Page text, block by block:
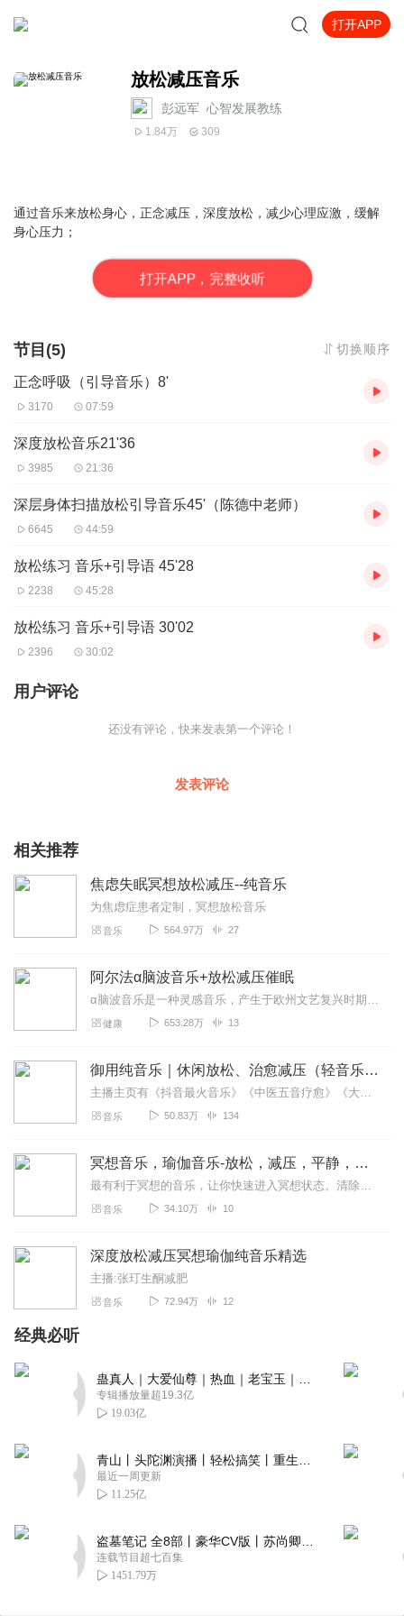
打开APP
放松减压音乐
彭远军_心智发展教练
1.84万 309
通过音乐来放松身心，正念减压，深度放松，减少心理应激，缓解
身心压力；
打开APP，完整收听
节目(5) 切换顺序
正念呼吸（引导音乐）8'
3170 07:59
深度放松音乐21'36
3985 21:36
深层身体扫描放松引导音乐45'（陈德中老师）
6645 44:59
放松练习 音乐+引导语 45'28
2238 45:28
放松练习 音乐+引导语 30'02
2396 30:02
用户评论
还没有评论，快来发表第一个评论！
发表评论
相关推荐
焦虑失眠冥想放松减压--纯音乐
为焦虑症患者定制，冥想放松音乐
音乐 564.97万 27
阿尔法α脑波音乐+放松减压催眠
α脑波音乐是一种灵感音乐，产生于欧州文艺复兴时期，音乐大师在弹奏α音乐时，要把宇宙中的所有信息，自然界中的所有信息，生命体的所有信息全部溶合在一起，所以α音乐...
健康 653.28万 13
御用纯音乐｜休闲放松、治愈减压（轻音乐）
主播主页有《抖音最火音乐》《中医五音疗愈》《大自然白噪音深度催眠曲》《80、90经典华语老歌》以及各种《静心睡眠音乐专辑〉期待您的聆听！还可以加入主播XiMi会...
音乐 50.83万 134
冥想音乐，瑜伽音乐-放松，减压，平静，静心
最有利于冥想的音乐，让你快速进入冥想状态。清除身体的负能量，达到内心平静和谐。冥想音乐的过程就是身体放松，精神高度集中，此时大脑皮层十分活跃，思维的灵活性被调动...
音乐 34.10万 10
深度放松减压冥想瑜伽纯音乐精选
主播:张玎生酮减肥
音乐 72.94万 12
经典必听
专辑播放量超19.3亿
19.03亿
最近一周更新
11.25亿
连载节目超七百集
1451.79万